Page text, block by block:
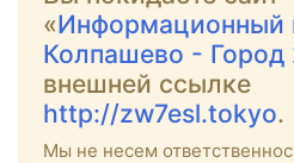
«Информационный
Колпашево - Город
внешней ссылке
http://zw7esl.tokyo.
Мы не несем